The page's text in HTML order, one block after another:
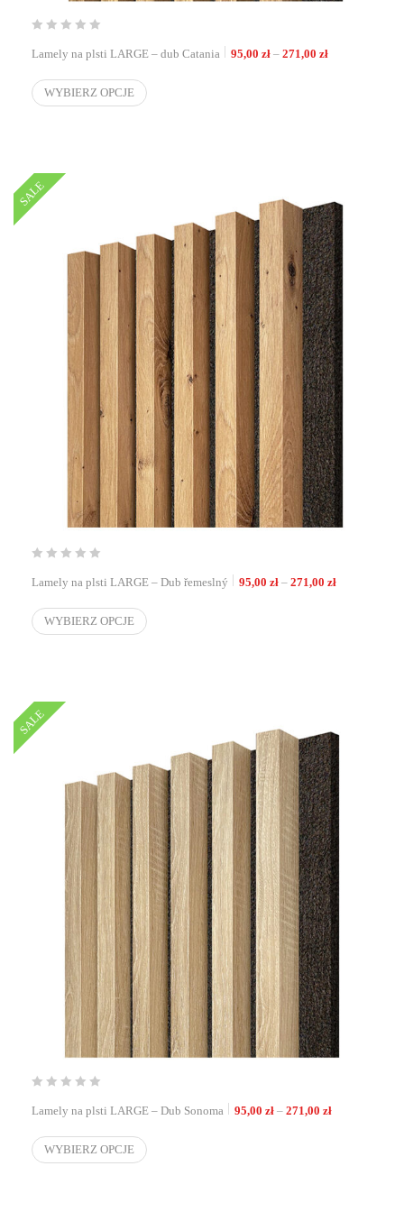
Lamely na plsti LARGE – dub Catania 95,00 zł – 271,00 złZakres cen: od
WYBIERZ OPCJE
SALE
Lamely na plsti LARGE – Dub řemeslný 95,00 zł – 271,00 złZakres cen:
WYBIERZ OPCJE
SALE
Lamely na plsti LARGE – Dub Sonoma 95,00 zł – 271,00 złZakres cen:
WYBIERZ OPCJE